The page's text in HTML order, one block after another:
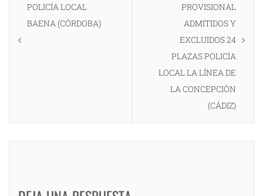
entradas
anterior:
POLICÍA LOCAL
BAENA (CÓRDOBA)
siguiente:
PROVISIONAL
ADMITIDOS Y
EXCLUIDOS 24
PLAZAS POLICÍA
LOCAL LA LÍNEA DE
LA CONCEPCIÓN
(CÁDIZ)